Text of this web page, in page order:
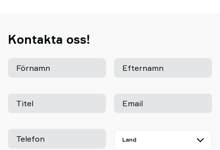
Kontakta oss!
Förnamn Efternamn
Titel Email
Telefon